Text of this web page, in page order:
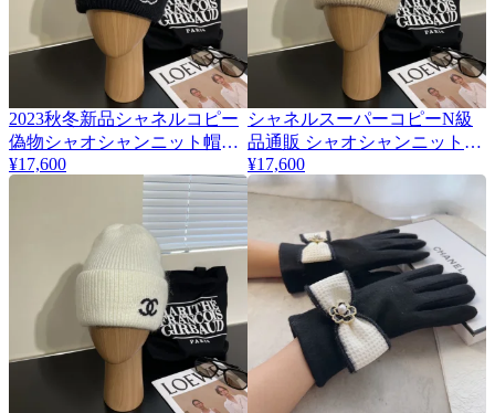
2023秋冬新品シャネルコピー
偽物シャオシャンニット帽
222787
¥17,600
シャネルスーパーコピーN級
品通販 シャオシャンニット帽
222788
¥17,600